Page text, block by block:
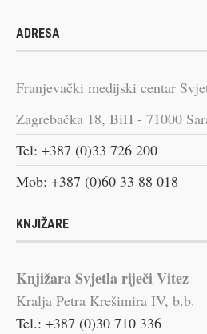
ADRESA
Franjevački medijski centar
Zagrebačka 18, BiH - 71000
Tel: +387 (0)33 726 200
Mob: +387 (0)60 33 88 018
KNJIŽARE
Knjižara Svjetla riječi Vitez
Kralja Petra Krešimira IV, b.b.
Tel.: +387 (0)30 710 336